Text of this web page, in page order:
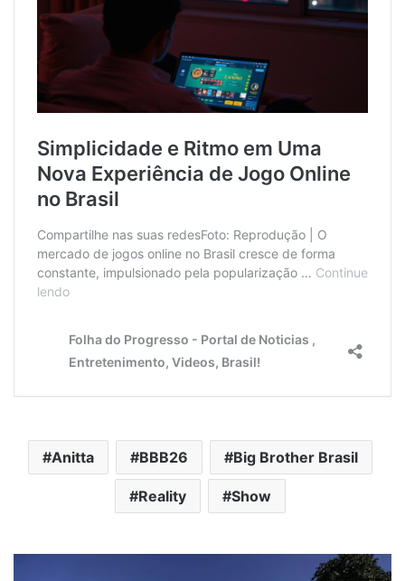
Anitta BBB26 Big Brother Brasil
Reality Show